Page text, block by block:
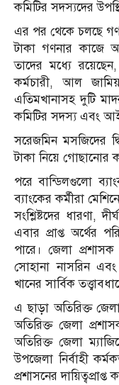
কমিটির সদস্যদের
এর পর থেকে চলছে
টাকা গণনার কাজে
তাদের মধ্যে
কর্মচারী, আল
এতিমখানাসহ দুটি
কমিটির সদস্য এবং
সরেজমিন মসজিদের
টাকা নিয়ে গোছানোর
পরে বান্ডিলগুলো
ব্যাংকের কর্মীরা
সংশ্লিষ্টদের ধারণা,
এবার প্রাপ্ত অর্থের
পারে। জেলা
সোহানা নাসরিন
খানের সার্বিক
এ ছাড়া অতিরিক্ত
অতিরিক্ত জেলা
অতিরিক্ত জেলা
উপজেলা নির্বাহী
প্রশাসনের